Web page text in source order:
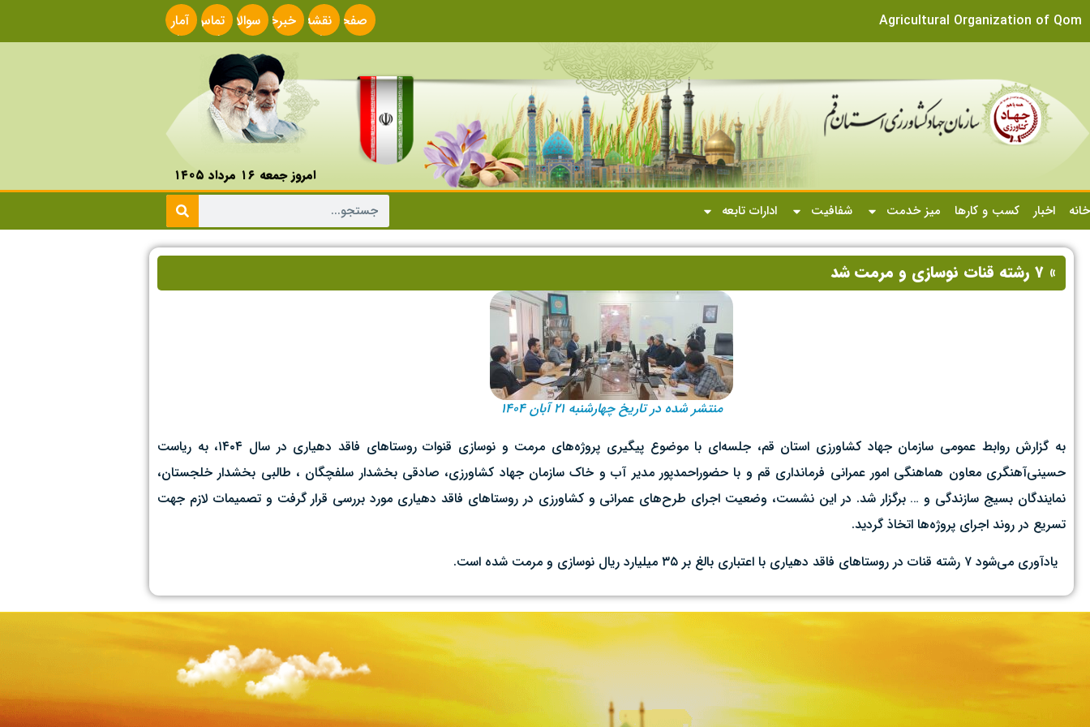
Agricultural Organization of Qom
صفحه
اصلی
نقشه
سایت
خبرخوانسوالات
متداول
تماس
با ما
آمار
سایت
امروز جمعه ۱۶ مرداد ۱۴۰۵
خانه
اخبار کسب و کارها میز خدمت شفافیت ادارات تابعه
» ۷ رشته قنات نوسازی و مرمت شد
منتشر شده در تاریخ چهارشنبه ۲۱ آبان ۱۴۰۴
به گزارش روابط عمومی سازمان جهاد کشاورزی استان قم، جلسه‌ای با موضوع پیگیری پروژه‌های مرمت و نوسازی قنوات روستاهای فاقد دهیاری در سال ۱۴۰۴، به ریاست
حسینی‌آهنگری معاون هماهنگی امور عمرانی فرمانداری قم و با حضوراحمدپور مدیر آب و خاک سازمان جهاد کشاورزی، صادقی بخشدار سلفچگان ، طالبی بخشدار خلجستان،
نمایندگان بسیج سازندگی و … برگزار شد. در این نشست، وضعیت اجرای طرح‌های عمرانی و کشاورزی در روستاهای فاقد دهیاری مورد بررسی قرار گرفت و تصمیمات لازم جهت
تسریع در روند اجرای پروژه‌ها اتخاذ گردید.
یادآوری می‌شود ۷ رشته قنات در روستاهای فاقد دهیاری با اعتباری بالغ بر ۳۵ میلیارد ریال نوسازی و مرمت شده است.